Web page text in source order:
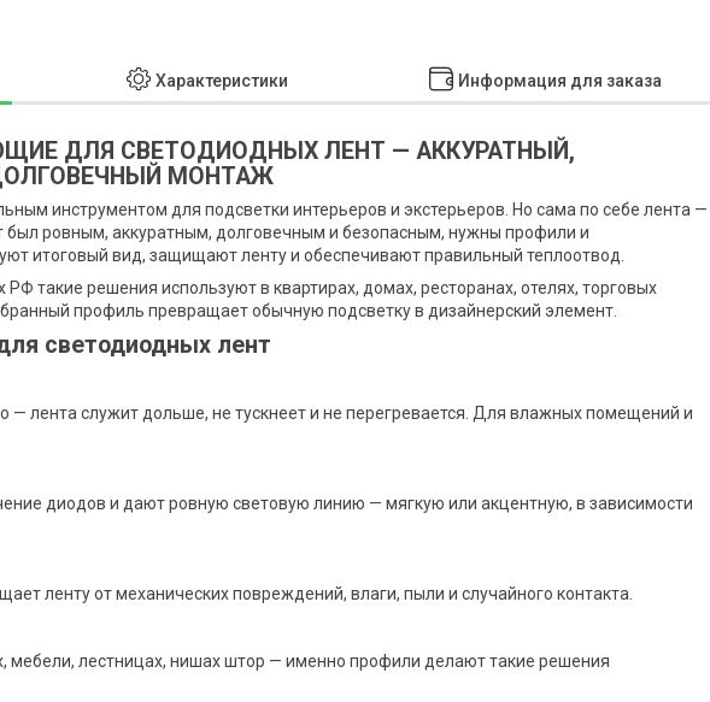
Характеристики Информация для заказа
ДЛЯ СВЕТОДИОДНЫХ ЛЕНТ — АККУРАТНЫЙ,
МОНТАЖ
инструментом для подсветки интерьеров и экстерьеров. Но сама по себе лента —
был ровным, аккуратным, долговечным и безопасным, нужны профили и
итоговый вид, защищают ленту и обеспечивают правильный теплоотвод.
РФ такие решения используют в квартирах, домах, ресторанах, отелях, торговых
профиль превращает обычную подсветку в дизайнерский элемент.
светодиодных лент
лента служит дольше, не тускнеет и не перегревается. Для влажных помещений и
диодов и дают ровную световую линию — мягкую или акцентную, в зависимости
ленту от механических повреждений, влаги, пыли и случайного контакта.
мебели, лестницах, нишах штор — именно профили делают такие решения